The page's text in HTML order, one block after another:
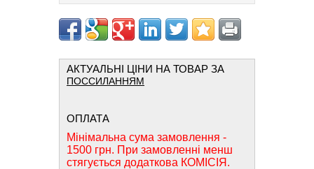
АКТУАЛЬНІ ЦІНИ НА ТОВАР ЗА
ПОССИЛАННЯМ
ОПЛАТА
Мінімальна сума замовлення -
1500 грн. При замовленні менш
стягується додаткова КОМІСІЯ.